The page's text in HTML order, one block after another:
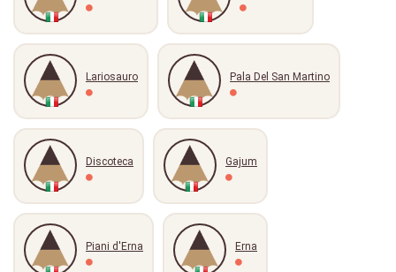
Lariosauro Pala Del San Martino
Discoteca Gajum
Piani d'Erna Erna